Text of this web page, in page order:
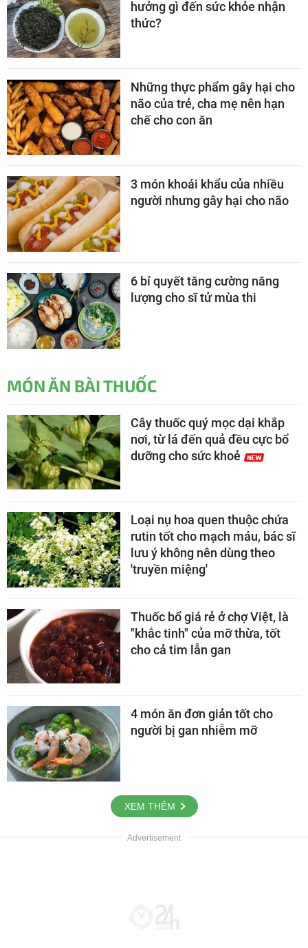
hưởng gì đến sức khỏe nhận
thức?
Những thực phẩm gây hại cho
não của trẻ, cha mẹ nên hạn
chế cho con ăn
3 món khoái khẩu của nhiều
người nhưng gây hại cho não
6 bí quyết tăng cường năng
lượng cho sĩ tử mùa thi
MÓN ĂN BÀI THUỐC
Cây thuốc quý mọc dại khắp
nơi, từ lá đến quả đều cực bổ
dưỡng cho sức khoẻ
Loại nụ hoa quen thuộc chứa
rutin tốt cho mạch máu, bác sĩ
lưu ý không nên dùng theo
'truyền miệng'
Thuốc bổ giá rẻ ở chợ Việt, là
"khắc tinh" của mỡ thừa, tốt
cho cả tim lẫn gan
4 món ăn đơn giản tốt cho
người bị gan nhiễm mỡ
XEM THÊM